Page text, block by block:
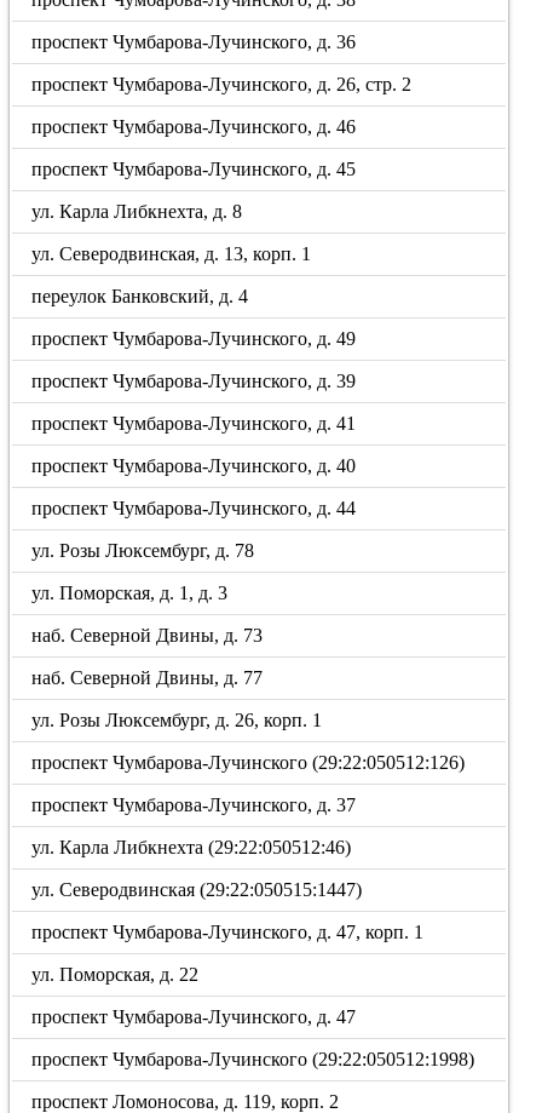
проспект Чумбарова-Лучинского, д. 36
проспект Чумбарова-Лучинского, д. 26, стр. 2
проспект Чумбарова-Лучинского, д. 46
проспект Чумбарова-Лучинского, д. 45
ул. Карла Либкнехта, д. 8
ул. Северодвинская, д. 13, корп. 1
переулок Банковский, д. 4
проспект Чумбарова-Лучинского, д. 49
проспект Чумбарова-Лучинского, д. 39
проспект Чумбарова-Лучинского, д. 41
проспект Чумбарова-Лучинского, д. 40
проспект Чумбарова-Лучинского, д. 44
ул. Розы Люксембург, д. 78
ул. Поморская, д. 1, д. 3
наб. Северной Двины, д. 73
наб. Северной Двины, д. 77
ул. Розы Люксембург, д. 26, корп. 1
проспект Чумбарова-Лучинского (29:22:050512:126)
проспект Чумбарова-Лучинского, д. 37
ул. Карла Либкнехта (29:22:050512:46)
ул. Северодвинская (29:22:050515:1447)
проспект Чумбарова-Лучинского, д. 47, корп. 1
ул. Поморская, д. 22
проспект Чумбарова-Лучинского, д. 47
проспект Чумбарова-Лучинского (29:22:050512:1998)
проспект Ломоносова, д. 119, корп. 2